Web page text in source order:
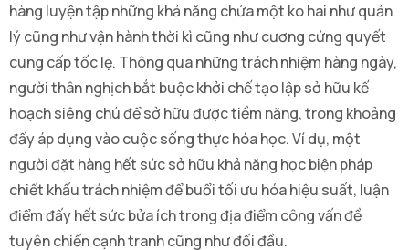
hàng luyện tập những khả năng chứa một ko hai như quản
lý cũng như vận hành thời kì cũng như cương cứng quyết
cung cấp tốc lẹ. Thông qua những trách nhiệm hàng ngày,
người thân nghịch bắt buộc khởi chế tạo lập sở hữu kế
hoạch siêng chú để sở hữu được tiềm năng, trong khoảng
đấy áp dụng vào cuộc sống thực hóa học. Ví dụ, một
người đặt hàng hết sức sở hữu khả năng học biện pháp
chiết khấu trách nhiệm để buổi tối ưu hóa hiệu suất, luận
điểm đấy hết sức bửa ích trong địa điểm công vấn đề
tuyên chiến cạnh tranh cũng như đối đầu.